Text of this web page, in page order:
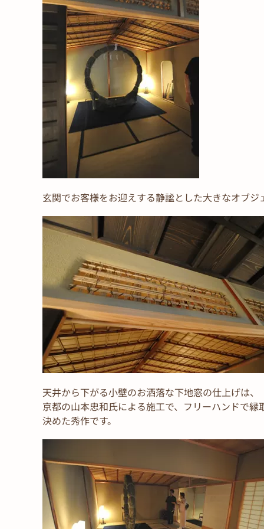
玄関でお客様をお迎えする静謐とした大きなオブジ
天井から下がる小壁のお洒落な下地窓の仕上げは、
京都の山本忠和氏による施工で、フリーハンドで縁
決めた秀作です。